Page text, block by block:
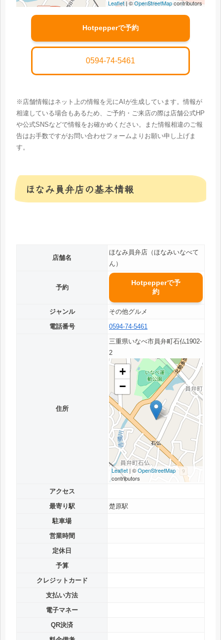
Leaflet| ©OpenStreetMapcontributors
Hotpepperで予約
0594-74-5461
※店舗情報はネット上の情報を元にAIが生成しています。情報が
相違している場合もあるため、ご予約・ご来店の際は店舗公式HP
や公式SNSなどで情報をお確かめください。また情報相違のご報
告はお手数ですがお問い合わせフォームよりお願い申し上げま
す。
ほなみ員弁店の基本情報
店舗名
ほなみ員弁店（ほなみいなべて
ん）
予約
Hotpepperで予
約
ジャンル
その他グルメ
電話番号
0594-74-5461
住所
三重県いなべ市員弁町石仏1902-
2
+
−
Leaflet | ©OpenStreetMap
contributors
アクセス
最寄り駅
楚原駅
駐車場
営業時間
定休日
予算
クレジットカード
支払い方法
電子マネー
QR決済